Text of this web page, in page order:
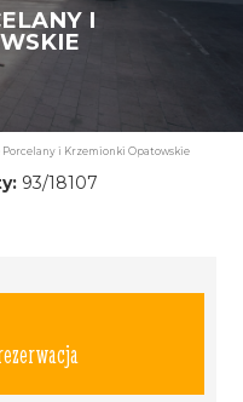
I
Porcelany i Krzemionki Opatowskie
93/18107